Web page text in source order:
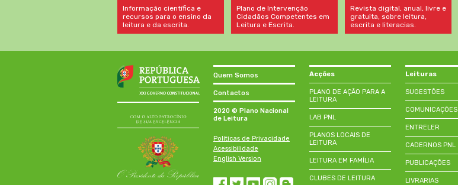
Informação científica e
recursos para o ensino da
leitura e da escrita.
Plano de Intervenção
Cidadãos Competentes em
Leitura e Escrita.
Revista digital, anual, livre e
gratuita, sobre leitura,
escrita e literacias.
Quem Somos
Contactos
2020 © Plano Nacional
de Leitura
Políticas de Privacidade
Acessibilidade
English Version
Acções
PLANO DE AÇÃO PARA A
LEITURA
LAB PNL
PLANOS LOCAIS DE
LEITURA
LEITURA EM FAMÍLIA
CLUBES DE LEITURA
Leituras
SUGESTÕES
COMUNICAÇÕES
ENTRELER
CADERNOS PNL
PUBLICAÇÕES
LIVRARIAS